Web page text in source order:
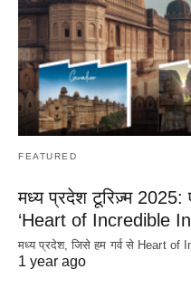
FEATURED
मध्य प्रदेश टूरिज़्म
‘Heart of Incredible
मध्य प्रदेश, जिसे हम गर्व से Heart
1 year ago